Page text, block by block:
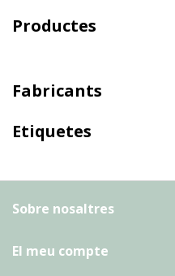
Productes
Fabricants
Etiquetes
Sobre nosaltres
El meu compte